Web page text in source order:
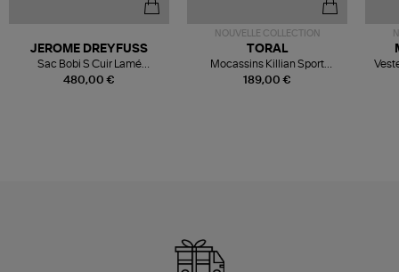
480,00 €
JEROME DREYFUSS
Sac Bobi S Cuir Lamé
Champagne
NOUVELLE COLLECTION
189,00 €
TORAL
Mocassins Killian Sport
Mousse